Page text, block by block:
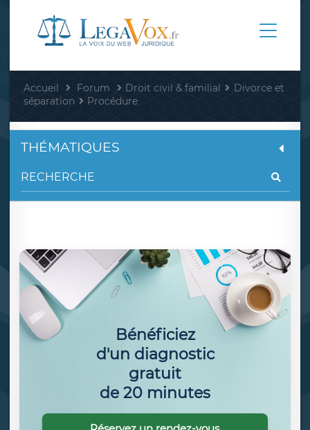
Accueil Forum Droit civil & familial
Divorce et
séparation
Procédure
THÉMATIQUES
Bénéficiez
d'un diagnostic
gratuit
de 20 minutes